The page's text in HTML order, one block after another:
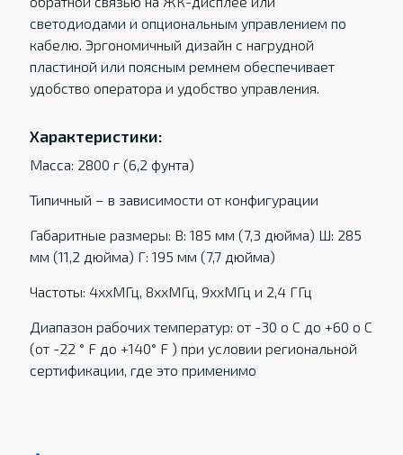
светодиодами и опциональным управлением по
кабелю. Эргономичный дизайн с нагрудной
пластиной или поясным ремнем обеспечивает
удобство оператора и удобство управления.
Характеристики:
Масса: 2800 г (6,2 фунта)
Типичный – в зависимости от конфигурации
Габаритные размеры: В: 185 мм (7,3 дюйма) Ш: 285
мм (11,2 дюйма) Г: 195 мм (7,7 дюйма)
Частоты: 4xxМГц, 8xxМГц, 9xxМГц и 2,4 ГГц
Диапазон рабочих температур: от -30 о С до +60 о С
(от -22 ° F до +140° F ) при условии региональной
сертификации, где это применимо